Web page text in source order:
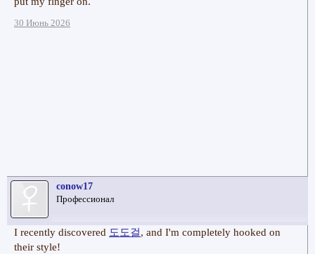
30 Июнь 2026
conow17
Профессионал
I recently discovered 도도걸, and I'm completely hooked on
their style!